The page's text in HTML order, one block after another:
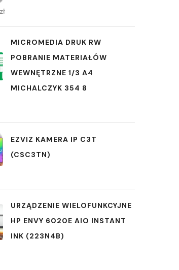
zł
MICROMEDIA DRUK RW
POBRANIE MATERIAŁÓW
WEWNĘTRZNE 1/3 A4
MICHALCZYK 354 8
EZVIZ KAMERA IP C3T
(CSC3TN)
URZĄDZENIE WIELOFUNKCYJNE
HP ENVY 6020E AIO INSTANT
INK (223N4B)